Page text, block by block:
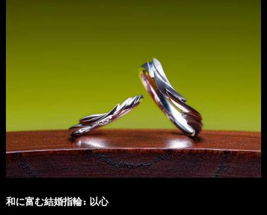
和に富む結婚指輪：以心